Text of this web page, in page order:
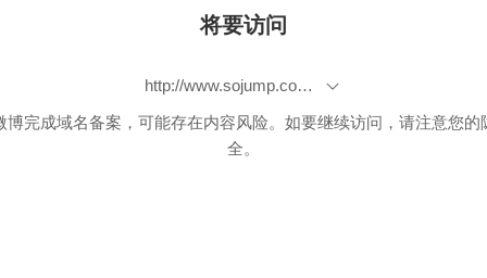
将要访问
http://www.sojump.com/jq/3879393.aspx
博完成域名备案，可能存在内容风险。如要继续访问，请注意您的
全。